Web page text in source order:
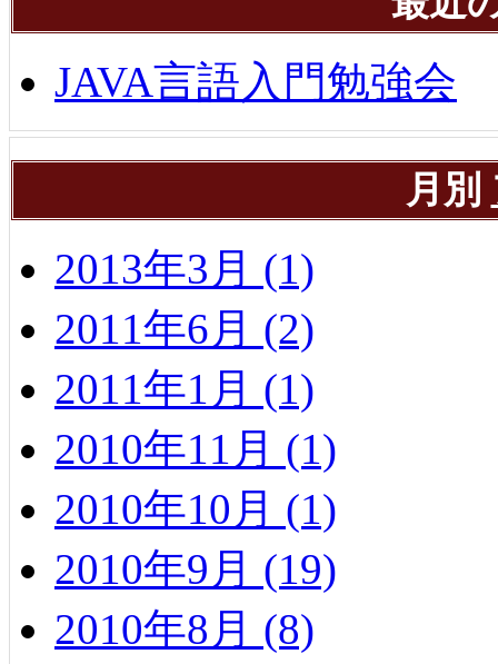
JAVA言語入門勉強会
月別
2013年3月 (1)
2011年6月 (2)
2011年1月 (1)
2010年11月 (1)
2010年10月 (1)
2010年9月 (19)
2010年8月 (8)